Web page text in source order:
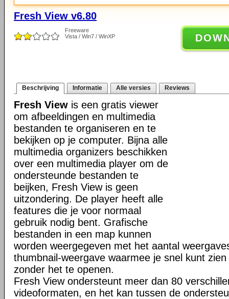
Fresh View v6.80
Freeware
Vista / Win7 / WinXP
Beschrijving Informatie Alle versies Reviews
Fresh View is een gratis viewer
om afbeeldingen en multimedia
bestanden te organiseren en te
bekijken op je computer. Bijna alle
multimedia organizers beschikken
over een multimedia player om de
ondersteunde bestanden te
beijken, Fresh View is geen
uitzondering. De player heeft alle
features die je voor normaal
gebruik nodig bent. Grafische
bestanden in een map kunnen
worden weergegeven met het aantal
thumbnail-weergave waarmee je snel kunt
zonder het te openen.
Fresh View ondersteunt meer dan 80
videoformaten, en het kan tussen de